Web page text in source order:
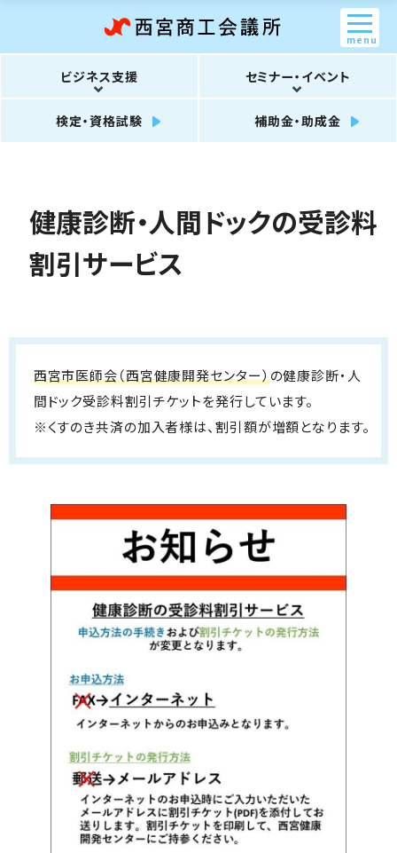
ビジネス支援 セミナー・イベント
検定・資格試験 補助金・助成金
menu
健康診断・人間ドックの受診料
割引サービス
西宮市医師会（西宮健康開発センター）の健康診断・人
間ドック受診料割引チケットを発行しています。
※くすのき共済の加入者様は、割引額が増額となります。